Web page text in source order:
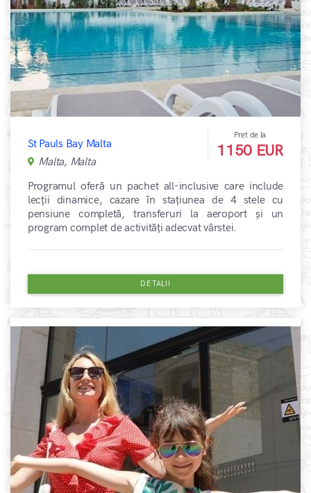
St Pauls Bay Malta
Malta, Malta
Pret de la
1150 EUR
Programul oferă un pachet all-inclusive care include
lecții dinamice, cazare în stațiunea de 4 stele cu
pensiune completă, transferuri la aeroport și un
program complet de activități adecvat vârstei.
DETALII